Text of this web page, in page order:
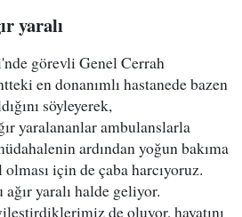
yaralı
görevli Genel Cerrah
en donanımlı hastanede bazen
söyleyerek,
yaralananlar ambulanslarla
ardından yoğun bakıma
için de çaba harcıyoruz.
yaralı halde geliyor.
de oluyor, hayatını